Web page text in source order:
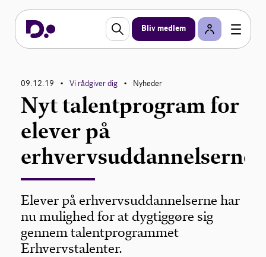
Bliv medlem
09.12.19 • Vi rådgiver dig • Nyheder
Nyt talentprogram for
elever på
erhvervsuddannelserne
Elever på erhvervsuddannelserne har
nu mulighed for at dygtiggøre sig
gennem talentprogrammet
Erhvervstalenter.